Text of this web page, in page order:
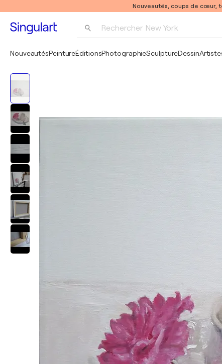
Nouveautés, coups de cœur,
Rechercher New York
NouveautésPeintureÉditionsPhotographieSculptureDessin